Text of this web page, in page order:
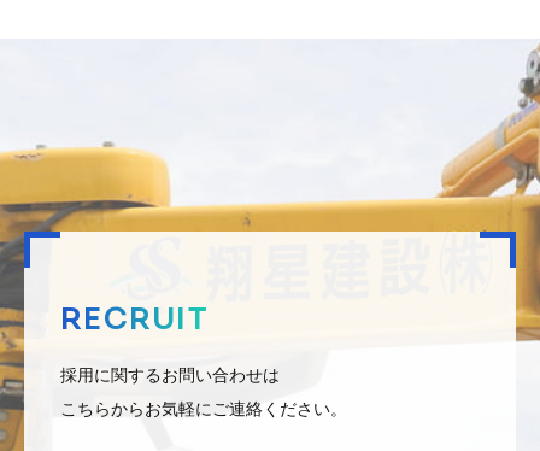
RECRUIT
採用に関するお問い合わせは
こちらからお気軽にご連絡ください。